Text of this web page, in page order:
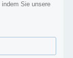
Sie unsere